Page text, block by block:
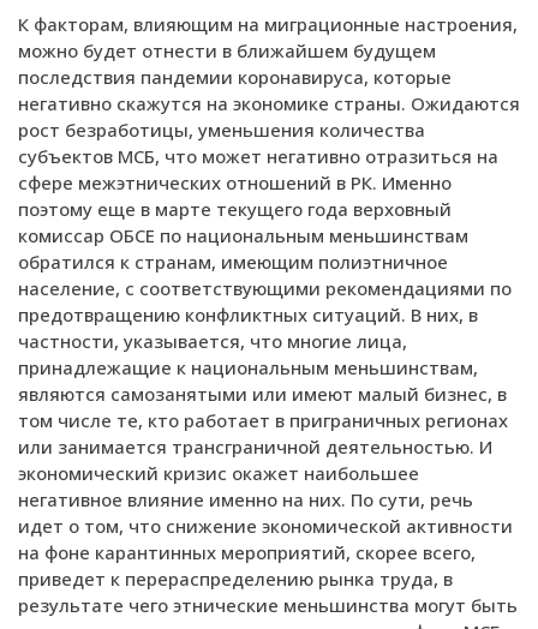
К факторам, влияющим на миграционные настроения,
можно будет отнести в ближайшем будущем
последствия пандемии коронавируса, которые
негативно скажутся на экономике страны. Ожидаются
рост безработицы, уменьшения количества
субъектов МСБ, что может негативно отразиться на
сфере межэтнических отношений в РК. Именно
поэтому еще в марте текущего года верховный
комиссар ОБСЕ по национальным меньшинствам
обратился к странам, имеющим полиэтничное
население, с соответствующими рекомендациями по
предотвращению конфликтных ситуаций. В них, в
частности, указывается, что многие лица,
принадлежащие к национальным меньшинствам,
являются самозанятыми или имеют малый бизнес, в
том числе те, кто работает в приграничных регионах
или занимается трансграничной деятельностью. И
экономический кризис окажет наибольшее
негативное влияние именно на них. По сути, речь
идет о том, что снижение экономической активности
на фоне карантинных мероприятий, скорее всего,
приведет к перераспределению рынка труда, в
результате чего этнические меньшинства могут быть